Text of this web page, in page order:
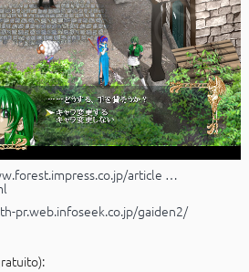
article …
pr.web.infoseek.co.jp/gaiden2/